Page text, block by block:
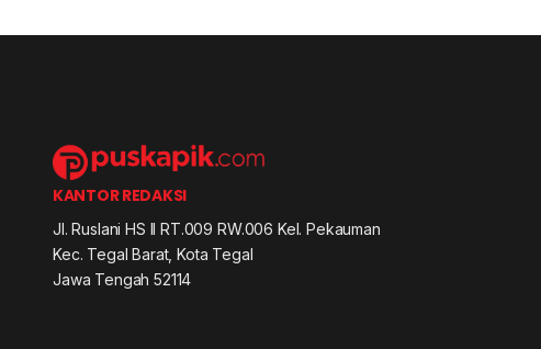
KANTOR REDAKSI
Jl. Ruslani HS II RT.009 RW.006 Kel. Pekauman
Kec. Tegal Barat, Kota Tegal
Jawa Tengah 52114